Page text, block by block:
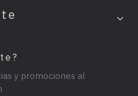
y promociones al